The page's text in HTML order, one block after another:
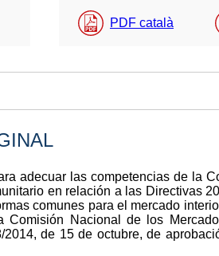
PDF català
adecuar las competencias de la
en relación a las Directivas
comunes para el mercado
Nacional de los
de 15 de octubre, de